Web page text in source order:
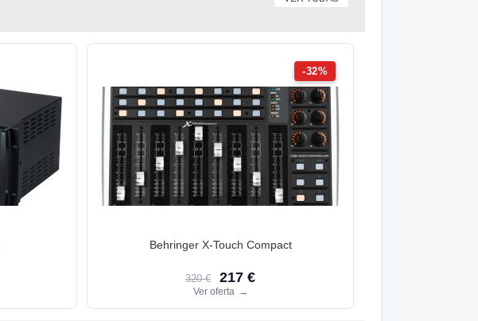
-32%
Behringer X-Touch Compact
320 € 217 €
Ver oferta →